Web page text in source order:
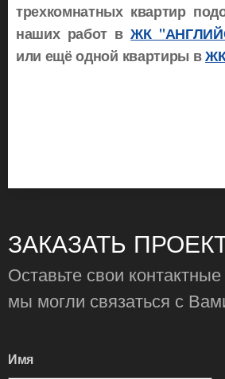
трехкомнатных квартир
наших работ вЖК
или ещё одной квартиры в
ЗАКАЗАТЬ
Оставьте свои
мы могли связаться с
Имя